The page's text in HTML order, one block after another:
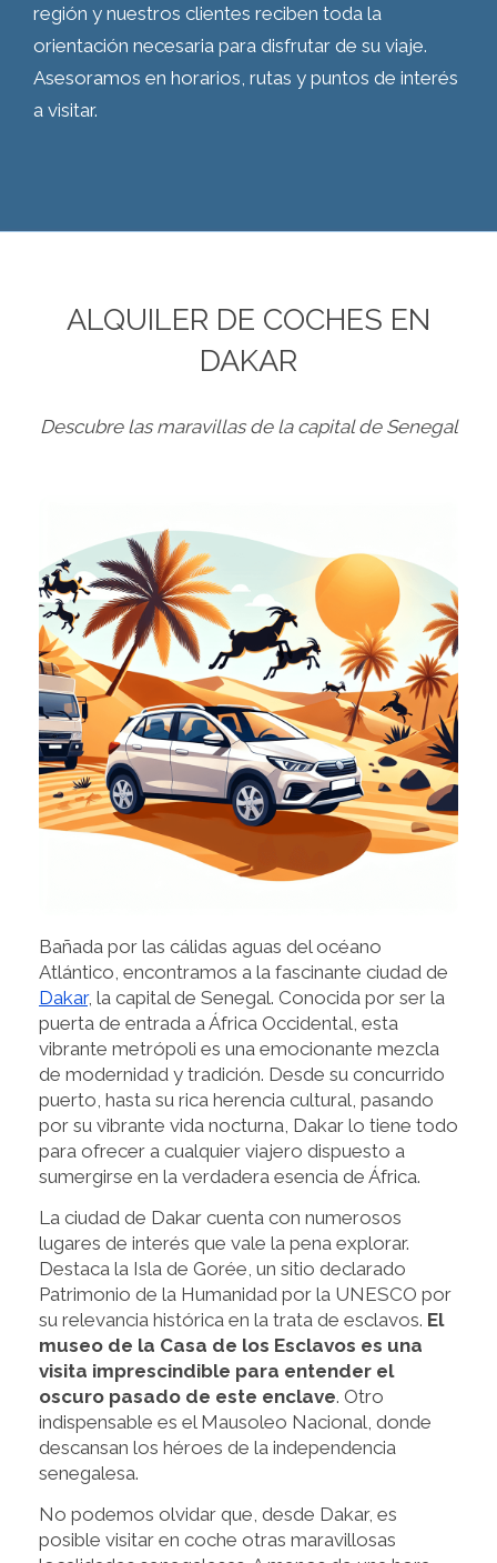
región y nuestros clientes reciben toda la
orientación necesaria para disfrutar de su viaje.
Asesoramos en horarios, rutas y puntos de interés
a visitar.
ALQUILER DE COCHES EN
DAKAR
Descubre las maravillas de la capital de Senegal
Bañada por las cálidas aguas del océano
Atlántico, encontramos a la fascinante ciudad de
Dakar, la capital de Senegal. Conocida por ser la
puerta de entrada a África Occidental, esta
vibrante metrópoli es una emocionante mezcla
de modernidad y tradición. Desde su concurrido
puerto, hasta su rica herencia cultural, pasando
por su vibrante vida nocturna, Dakar lo tiene todo
para ofrecer a cualquier viajero dispuesto a
sumergirse en la verdadera esencia de África.
La ciudad de Dakar cuenta con numerosos
lugares de interés que vale la pena explorar.
Destaca la Isla de Gorée, un sitio declarado
Patrimonio de la Humanidad por la UNESCO por
su relevancia histórica en la trata de esclavos. El
museo de la Casa de los Esclavos es una
visita imprescindible para entender el
oscuro pasado de este enclave. Otro
indispensable es el Mausoleo Nacional, donde
descansan los héroes de la independencia
senegalesa.
No podemos olvidar que, desde Dakar, es
posible visitar en coche otras maravillosas